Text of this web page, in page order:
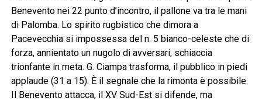
Benevento nei 22 punto d’incontro, il pallone va tra le mani
di Palomba. Lo spirito rugbistico che dimora a
Pacevecchia si impossessa del n. 5 bianco-celeste che di
forza, annientato un nugolo di avversari, schiaccia
trionfante in meta. G. Ciampa trasforma, il pubblico in piedi
applaude (31 a 15). È il segnale che la rimonta è possibile.
Il Benevento attacca, il XV Sud-Est si difende, ma